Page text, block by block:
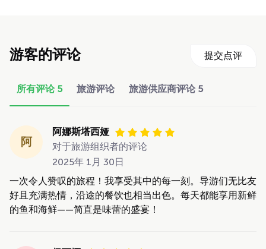
游客的评论 提交点评
所有评论 5 旅游评论 旅游供应商评论 5
阿
阿娜斯塔西娅
对于旅游组织者的评论
2025年 1月 30日
一次令人赞叹的旅程！我享受其中的每一刻。导游们无比友
好且充满热情，沿途的餐饮也相当出色。每天都能享用新鲜
的鱼和海鲜——简直是味蕾的盛宴！